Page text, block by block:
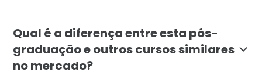
Qual é a diferença entre esta pós-
graduação e outros cursos similares
no mercado?